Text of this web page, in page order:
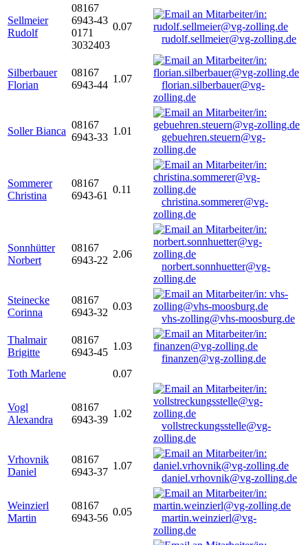
Sellmeier
Rudolf
08167
6943-43
0171
3032403
0.07
rudolf.sellmeier@vg-zolling.de
Silberbauer
Florian
08167
6943-44
1.07
florian.silberbauer@vg-
zolling.de
Soller Bianca
08167
6943-33
1.01
gebuehren.steuern@vg-
zolling.de
Sommerer
Christina
08167
6943-61
0.11
christina.sommerer@vg-
zolling.de
Sonnhütter
Norbert
08167
6943-22
2.06
norbert.sonnhuetter@vg-
zolling.de
Steinecke
Corinna
08167
6943-32
0.03
vhs-zolling@vhs-moosburg.de
Thalmair
Brigitte
08167
6943-45
1.03
finanzen@vg-zolling.de
Toth Marlene
0.07
Vogl
Alexandra
08167
6943-39
1.02
vollstreckungsstelle@vg-
zolling.de
Vrhovnik
Daniel
08167
6943-37
1.07
daniel.vrhovnik@vg-zolling.de
Weinzierl
Martin
08167
6943-56
0.05
martin.weinzierl@vg-
zolling.de